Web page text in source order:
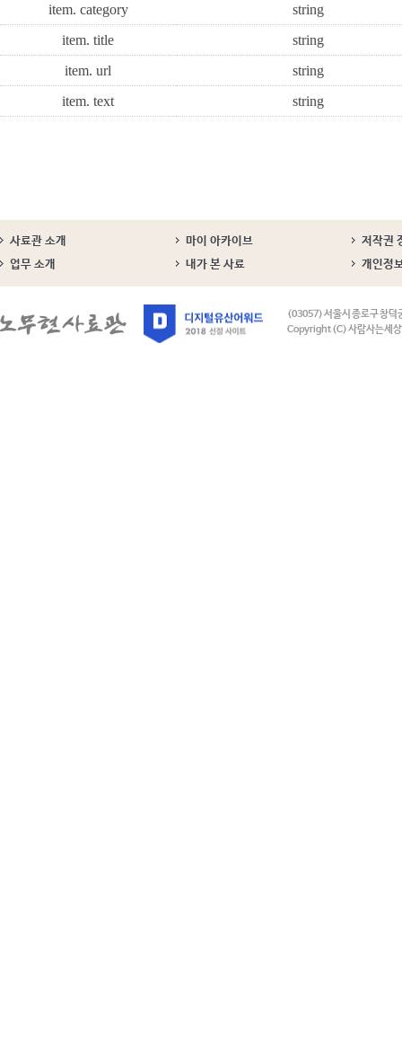
item. category
string
item. title
string
item. url
string
item. text
string
사료관 소개 마이 아카이브
저작권
업무 소개
내가 본 사료 개인정
(03057) 서울시 종로구 창덕
Copyright (C) 사람사는세